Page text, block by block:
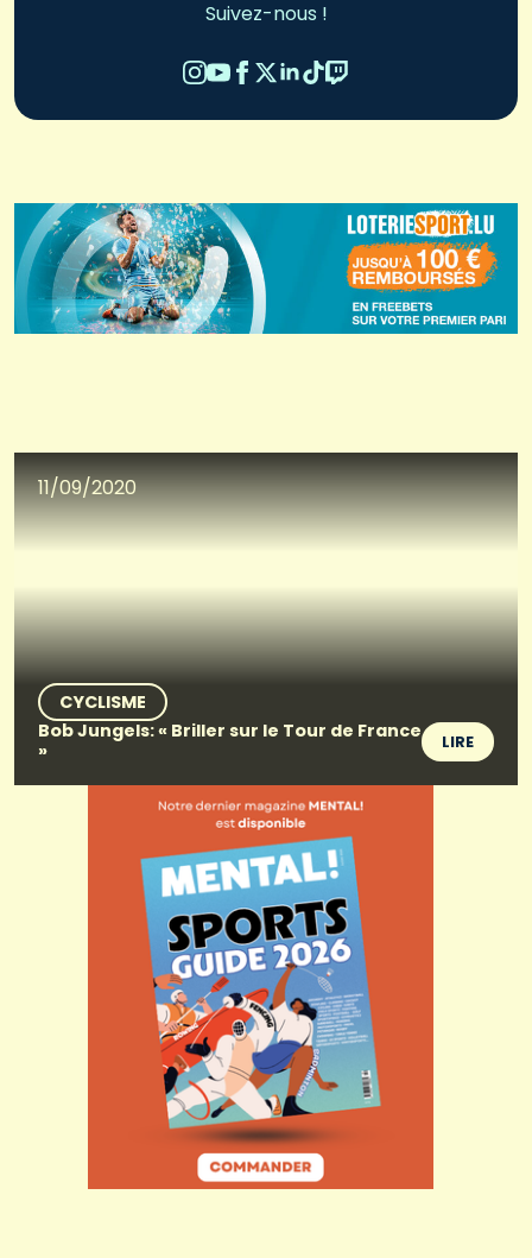
Suivez-nous !
11/09/2020
CYCLISME
Bob Jungels: « Briller sur le Tour de France
»
LIRE